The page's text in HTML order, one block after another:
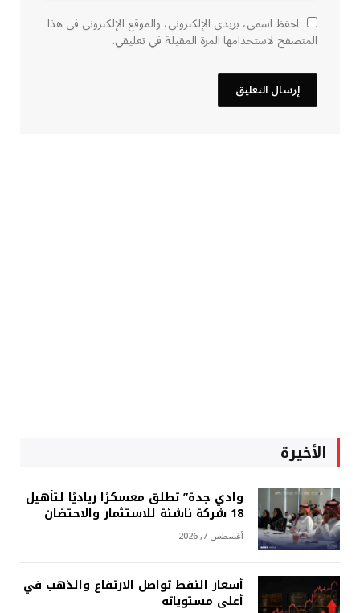
احفظ اسمي، بريدي الإلكتروني، والموقع الإلكتروني في هذا
المتصفح لاستخدامها المرة المقبلة في تعليقي.
الأخيرة
وادي جدة” تطلق معسكرًا رياديًا لتأهيل
18 شركة ناشئة للاستثمار والاحتضان
أغسطس 7, 2026
أسعار النفط تواصل الارتفاع والذهب في
أعلى مستوياته